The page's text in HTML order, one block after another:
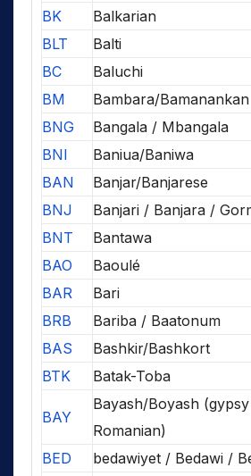
BK
Balkarian
BLT
Balti
BC
Baluchi
BM
Bambara/Bamanankan
BNG
Bangala / Mbangala
BNI
Baniua/Baniwa
BAN
Banjar/Banjarese
BNJ
Banjari / Banjara /
BNT
Bantawa
BAO
Baoulé
BAR
Bari
BRB
Bariba / Baatonum
BAS
Bashkir/Bashkort
BTK
Batak-Toba
BAY
Bayash/Boyash
Romanian)
BED
bedawiyet / Bedawi /